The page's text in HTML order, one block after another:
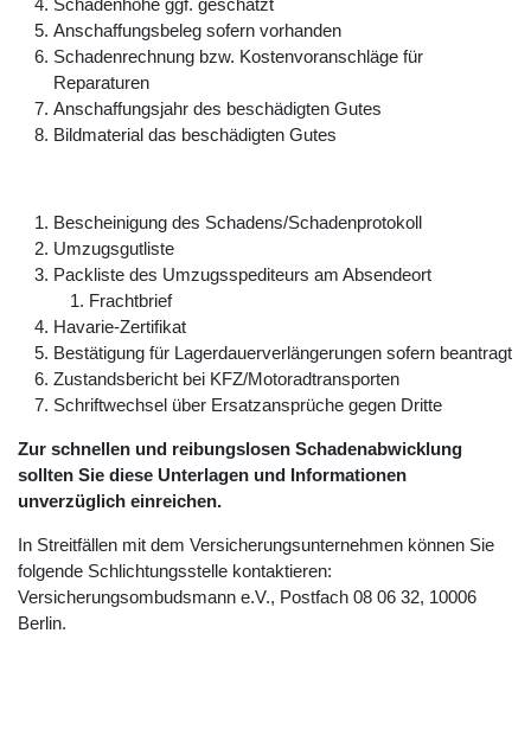
Anschaffungsbeleg sofern vorhanden
Schadenrechnung bzw. Kostenvoranschläge für
Reparaturen
Anschaffungsjahr des beschädigten Gutes
Bildmaterial das beschädigten Gutes
Bescheinigung des Schadens/Schadenprotokoll
Umzugsgutliste
Packliste des Umzugsspediteurs am Absendeort
Frachtbrief
Havarie-Zertifikat
Bestätigung für Lagerdauerverlängerungen sofern beantragt
Zustandsbericht bei KFZ/Motoradtransporten
Schriftwechsel über Ersatzansprüche gegen Dritte
Zur schnellen und reibungslosen Schadenabwicklung
sollten Sie diese Unterlagen und Informationen
unverzüglich einreichen.
In Streitfällen mit dem Versicherungsunternehmen können Sie
folgende Schlichtungsstelle kontaktieren:
Versicherungsombudsmann e.V., Postfach 08 06 32, 10006
Berlin.